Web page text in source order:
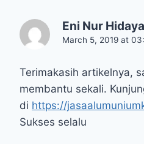
Eni Nur
March 5, 2019 at
Terimakasih artikelnya,
membantu sekali.
di https://
Sukses selalu